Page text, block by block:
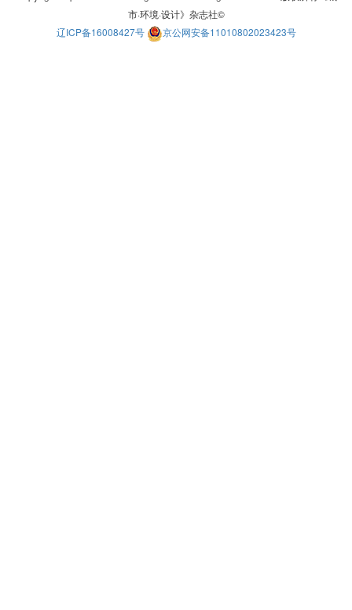
市·环境·设计》杂志社©
辽ICP备16008427号
京公网安备11010802023423号